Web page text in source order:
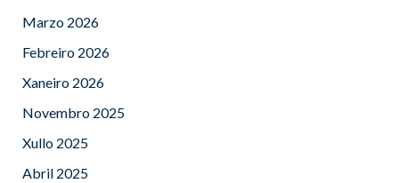
Marzo 2026
Febreiro 2026
Xaneiro 2026
Novembro 2025
Xullo 2025
Abril 2025